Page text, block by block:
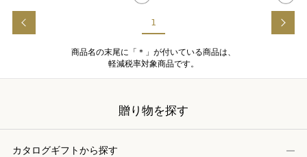
1
商品名の末尾に「＊」が付いている商品は、
軽減税率対象商品です。
贈り物を探す
カタログギフトから探す